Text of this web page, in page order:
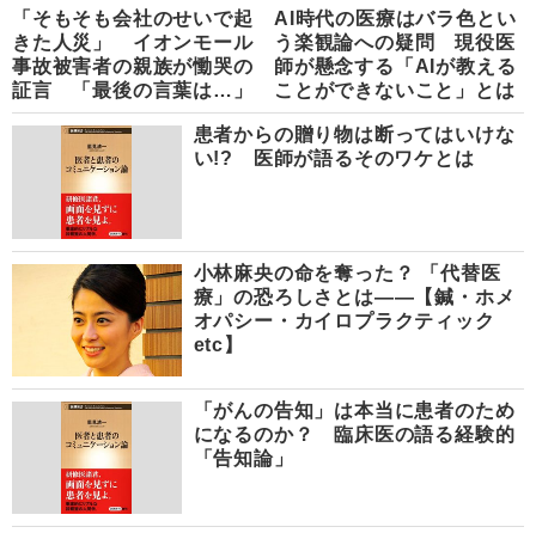
「そもそも会社のせいで起
きた人災」 イオンモール
事故被害者の親族が慟哭の
証言 「最後の言葉は…」
AI時代の医療はバラ色とい
う楽観論への疑問 現役医
師が懸念する「AIが教える
ことができないこと」とは
患者からの贈り物は断ってはいけな
い!? 医師が語るそのワケとは
小林麻央の命を奪った？ 「代替医
療」の恐ろしさとは――【鍼・ホメ
オパシー・カイロプラクティック
etc】
「がんの告知」は本当に患者のため
になるのか？ 臨床医の語る経験的
「告知論」